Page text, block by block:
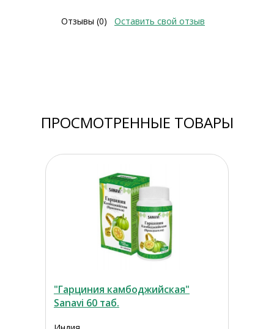
Отзывы (0) Оставить свой отзыв
ПРОСМОТРЕННЫЕ ТОВАРЫ
"Гарциния камбоджийская"
Sanavi 60 таб.